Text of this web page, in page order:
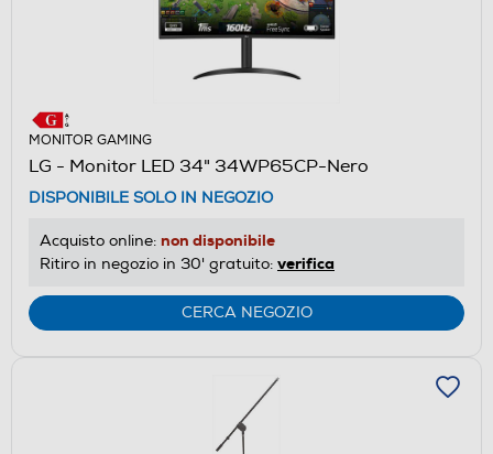
MONITOR GAMING
LG - Monitor LED 34" 34WP65CP-Nero
DISPONIBILE SOLO IN NEGOZIO
Acquisto online: non disponibile
Ritiro in negozio in 30' gratuito: verifica
CERCA NEGOZIO